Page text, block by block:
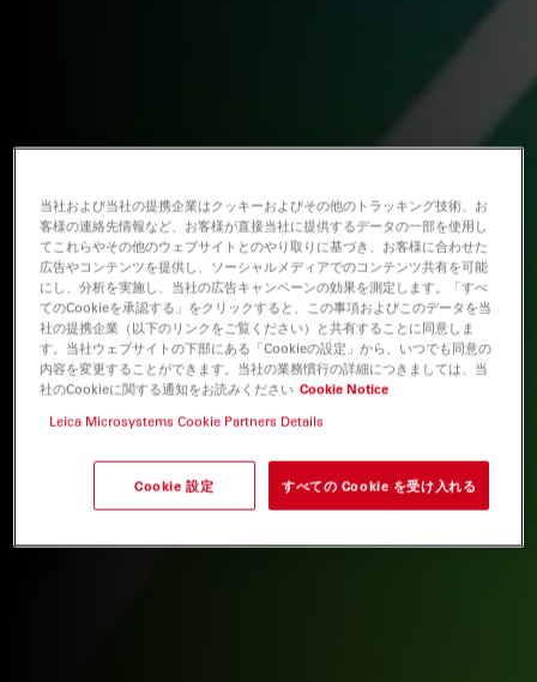
当社および当社の提携企業はクッキーおよびその他のトラッキング技術、お
客様の連絡先情報など、お客様が直接当社に提供するデータの一部を使用し
てこれらやその他のウェブサイトとのやり取りに基づき、お客様に合わせた
広告やコンテンツを提供し、ソーシャルメディアでのコンテンツ共有を可能
にし、分析を実施し、当社の広告キャンペーンの効果を測定します。「すべ
てのCookieを承認する」をクリックすると、この事項およびこのデータを当
社の提携企業（以下のリンクをご覧ください）と共有することに同意しま
す。当社ウェブサイトの下部にある「Cookieの設定」から、いつでも同意の
内容を変更することができます。当社の業務慣行の詳細につきましては、当
社のCookieに関する通知をお読みください Cookie Notice
Leica Microsystems Cookie Partners Details
Cookie 設定 すべての Cookie を受け入れる